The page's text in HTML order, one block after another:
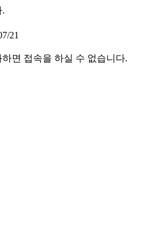
.
21
면 접속을 하실 수 없습니다.